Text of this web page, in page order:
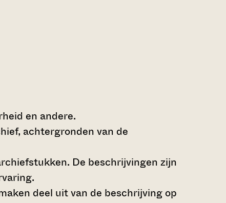
en andere.
achtergronden van de
De beschrijvingen zijn
deel uit van de beschrijving op